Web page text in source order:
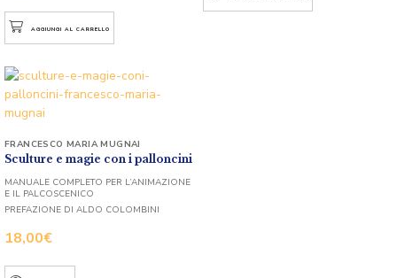
AGGIUNGI AL CARRELLO
Sculture e magie con i palloncini
18,00€
FRANCESCO MARIA MUGNAI
MANUALE COMPLETO PER L’ANIMAZIONE
E IL PALCOSCENICO
PREFAZIONE DI ALDO COLOMBINI